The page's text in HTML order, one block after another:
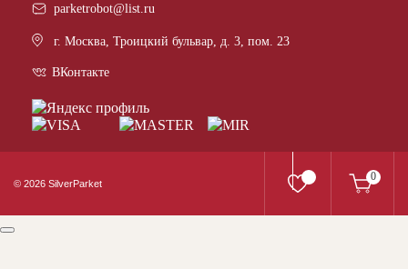
parketrobot@list.ru
г. Москва, Троицкий бульвар, д. 3, пом. 23
ВКонтакте
© 2026 SilverParket
0